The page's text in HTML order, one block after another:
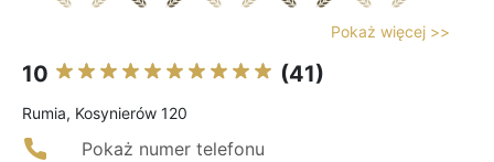
Pokaż więcej >>
10 (41)
Rumia, Kosynierów 120
Pokaż numer telefonu